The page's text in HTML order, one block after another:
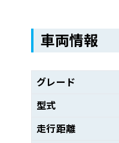
車両情報
グレード
型式
走行距離